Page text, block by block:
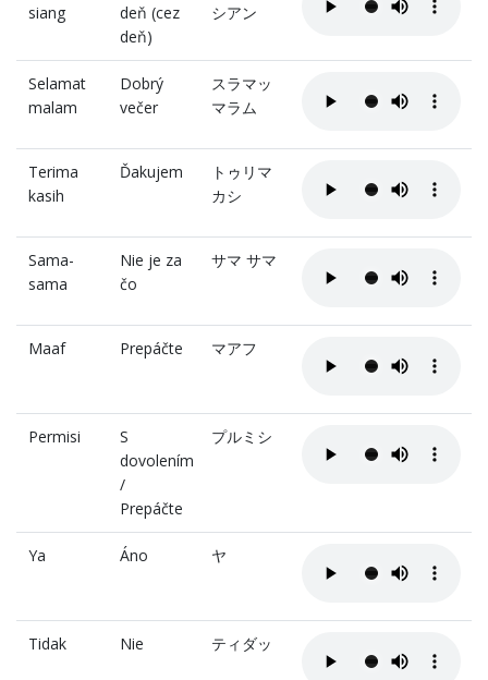
siang
deň (cez
deň)
シアン
Selamat
malam
Dobrý
večer
スラマッ
マラム
Terima
kasih
Ďakujem
トゥリマ
カシ
Sama-
sama
Nie je za
čo
サマ サマ
Maaf Prepáčte マアフ
Permisi
S
dovolením
/
Prepáčte
プルミシ
Ya Áno ヤ
Tidak Nie ティダッ